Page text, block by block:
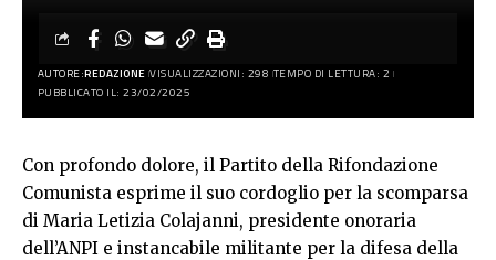
AUTORE:REDAZIONE VISUALIZZAZIONI: 298 TEMPO DI LETTURA: 2
PUBBLICATO IL: 23/02/2025
Con profondo dolore, il Partito della Rifondazione
Comunista esprime il suo cordoglio per la scomparsa
di Maria Letizia Colajanni, presidente onoraria
dell’ANPI e instancabile militante per la difesa della